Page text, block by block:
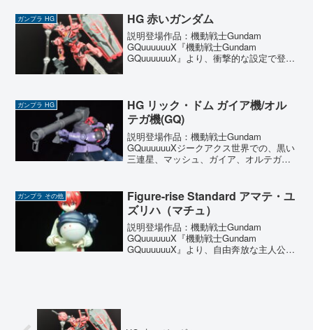
ミオン・ユニット覚醒時の形態になりま
す...
ガンプラ HG HG 赤いガンダム
説明登場作品：機動戦士Gundam
GQuuuuuuX『機動戦士Gundam
GQuuuuuuX』より、衝撃的な設定で登場
奪取。自身の...
ガンプラ HG
HG リック・ドム ガイア機/オル
テガ機(GQ)
説明登場作品：機動戦士Gundam
GQuuuuuuXジークアクス世界での、黒い
三連星、マッシュ、ガイア、オルテガの
オルテガの二人でクランバトルに参加し
たとのこと。ジー...
ガンプラ その他
Figure-rise Standard アマテ・ユ
ズリハ（マチュ）
説明登場作品：機動戦士Gundam
GQuuuuuuX『機動戦士Gundam
GQuuuuuuX』より、自由奔放な主人公